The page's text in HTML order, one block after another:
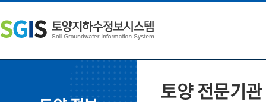
문
내
용
쪽
메
뉴
단
주
소
토양 전문기관